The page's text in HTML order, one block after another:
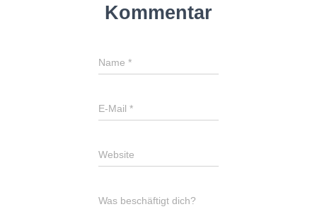
Kommentar
Name *
E-Mail *
Website
Was beschäftigt dich?